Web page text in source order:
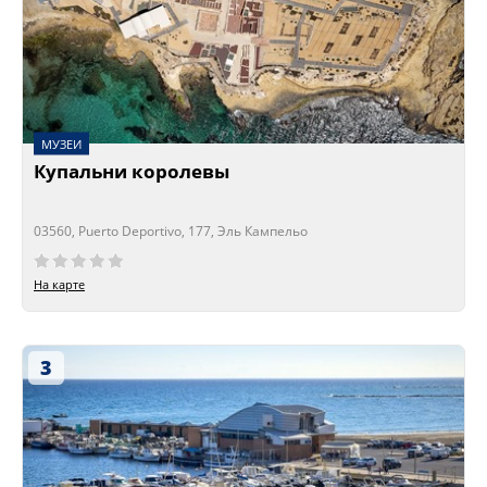
МУЗЕИ
Купальни королевы
03560, Puerto Deportivo, 177, Эль Кампельо
Сейчас открыто!
Сейчас закрыто!
На карте
3